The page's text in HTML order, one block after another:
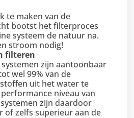
te maken van de
bootst het filterproces
systeem de natuur na.
stroom nodig!
filteren
systemen zijn aantoonbaar
wel 99% van de
uit het water te
niveau van
zijn daardoor
of zelfs superieur aan de